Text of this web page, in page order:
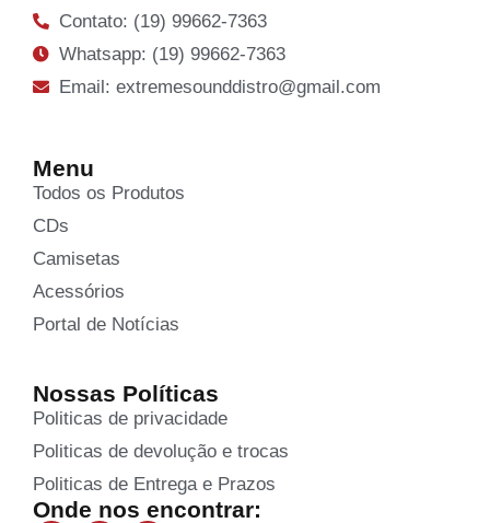
Contato: (19) 99662-7363
Whatsapp: (19) 99662-7363
Email: extremesounddistro@gmail.com
Menu
Todos os Produtos
CDs
Camisetas
Acessórios
Portal de Notícias
Nossas Políticas
Politicas de privacidade
Politicas de devolução e trocas
Politicas de Entrega e Prazos
Onde nos encontrar: